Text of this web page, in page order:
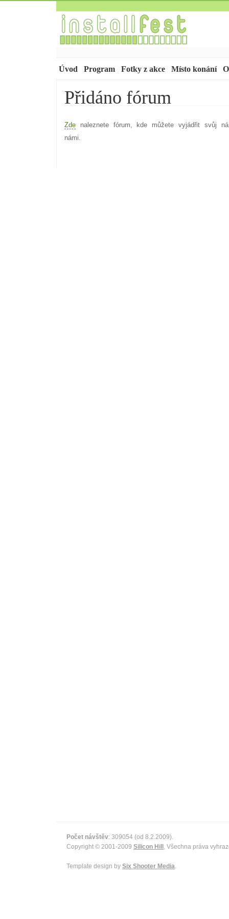
Úvod Program Fotky z akce Místo konání
Přidáno fórum
Zde naleznete fórum, kde můžete vyjádřit svůj
námi.
Počet návštěv: 309054 (od 8.2.2009).
Copyright © 2001-2009 Silicon Hill , Všechna práva
Template design by Six Shooter Media.